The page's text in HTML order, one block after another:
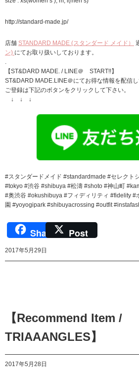
http://standard-made.jp/
店舗 STANDARD MADE (スタンダード メイド）
ン) にてお取り扱いしております。
.
【ST&DARD MADE. / LINE＠ START!!】
ST&DARD MADE.LINE＠にてお得な情報を配信し
ご登録は下記のボタンをクリックして下さい。
↓ ↓ ↓
#スタンダードメイド #standardmade #セレクト
#tokyo #渋谷 #shibuya #松濤 #shoto #神山町
#奥渋谷 #okushibuya #フィディリティ #fidelity #
園 #yoyogipark #shibuyacrossing #outfit
Share Post
2017年5月29日
【Recommend Item /
TRIAAANGLES】
2017年5月28日